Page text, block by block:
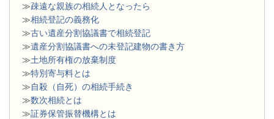
≫疎遠な親族の相続人となったら
≫相続登記の義務化
≫古い遺産分割協議書で相続登記
≫遺産分割協議書への未登記建物の書き方
≫土地所有権の放棄制度
≫特別寄与料とは
≫自殺（自死）の相続手続き
≫数次相続とは
≫証券保管振替機構とは